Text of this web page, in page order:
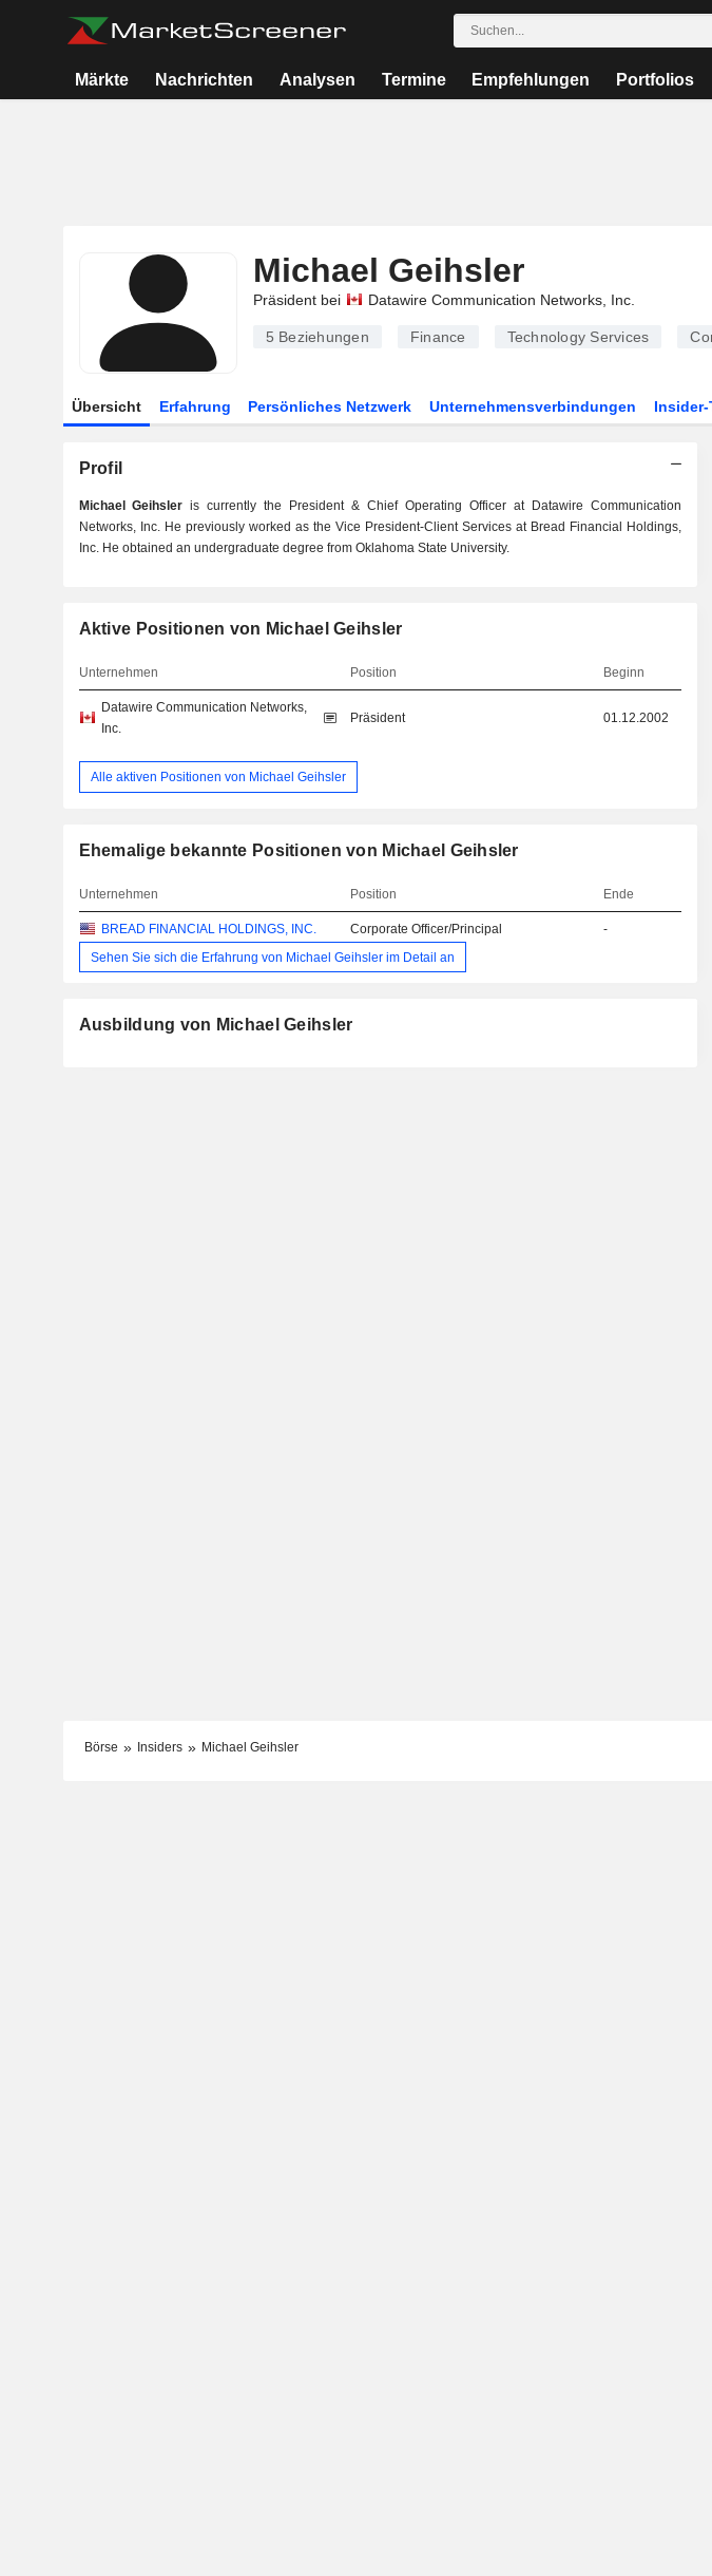
Märkte Nachrichten Analysen Termine Empfehlungen Portfolios
Michael Geihsler
Präsident bei Datawire Communication Networks, Inc.
5 Beziehungen Finance Technology Services
Übersicht Erfahrung Persönliches Netzwerk Unternehmensverbindungen
Profil
Michael Geihsler is currently the President & Chief Operating Officer at Datawire Communication
Networks, Inc. He previously worked as the Vice President-Client Services at Bread Financial Holdings,
Inc. He obtained an undergraduate degree from Oklahoma State University.
Aktive Positionen von Michael Geihsler
Unternehmen Position Beginn
Datawire Communication Networks,
Inc.
Präsident 01.12.2002
Alle aktiven Positionen von Michael Geihsler
Ehemalige bekannte Positionen von Michael Geihsler
Unternehmen Position Ende
BREAD FINANCIAL HOLDINGS, INC. Corporate Officer/Principal
-
Sehen Sie sich die Erfahrung von Michael Geihsler im Detail an
Ausbildung von Michael Geihsler
Börse Insiders Michael Geihsler